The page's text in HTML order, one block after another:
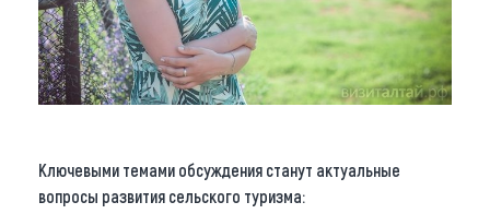
Ключевыми темами обсуждения станут актуальные
вопросы развития сельского туризма: